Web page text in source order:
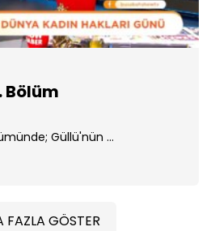
Bölüm
Güllü'nün ...
FAZLA GÖSTER